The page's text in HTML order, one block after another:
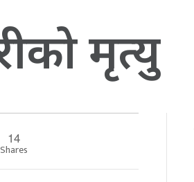
मृत्यु
14
Shares